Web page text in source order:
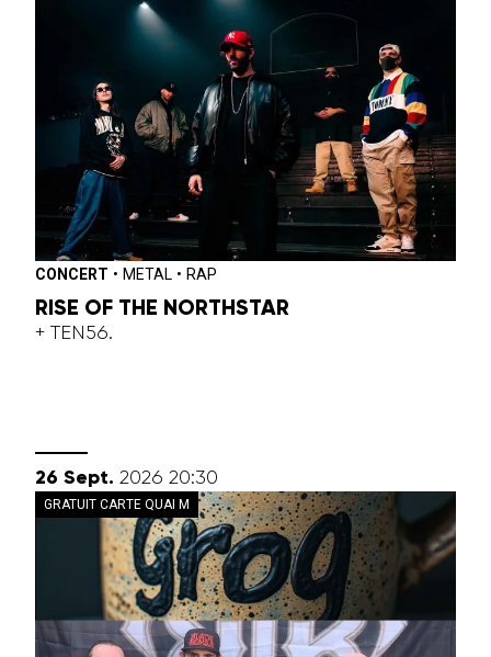
CONCERT • METAL • RAP
RISE OF THE NORTHSTAR
+ TEN56.
26 septembre
Sept. 2026 20:30
GRATUIT CARTE QUAI M